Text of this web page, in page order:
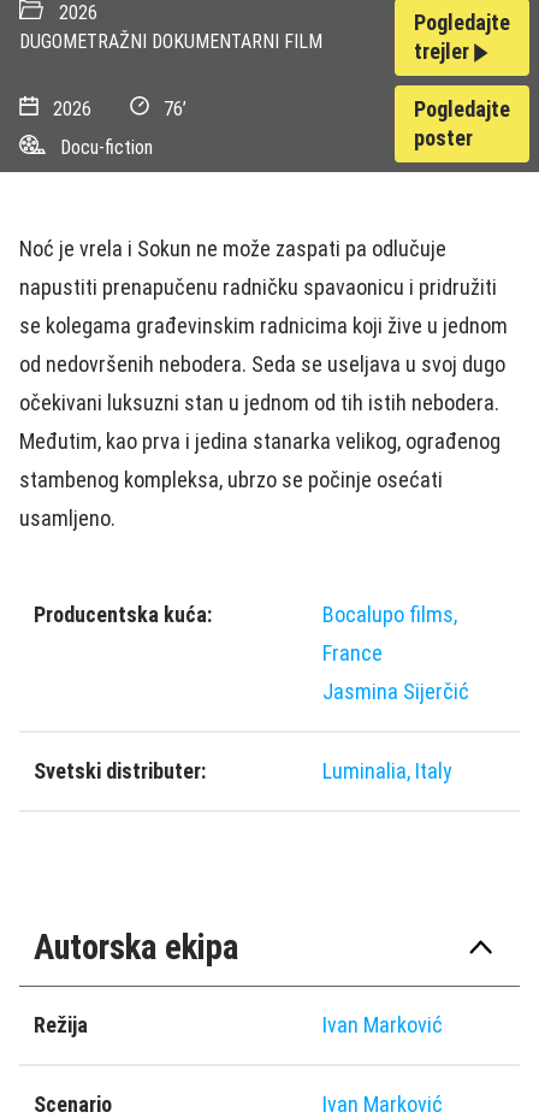
2026
DUGOMETRAŽNI DOKUMENTARNI FILM
2026
76’
Docu-fiction
Pogledajte
trejler
Pogledajte
poster
Noć je vrela i Sokun ne može zaspati pa odlučuje
napustiti prenapučenu radničku spavaonicu i pridružiti
se kolegama građevinskim radnicima koji žive u jednom
od nedovršenih nebodera. Seda se useljava u svoj dugo
očekivani luksuzni stan u jednom od tih istih nebodera.
Međutim, kao prva i jedina stanarka velikog, ograđenog
stambenog kompleksa, ubrzo se počinje osećati
usamljeno.
Producentska kuća:
Bocalupo films,
France
Jasmina Sijerčić
Svetski distributer: Luminalia, Italy
Autorska ekipa
Režija Ivan Marković
Scenario Ivan Marković